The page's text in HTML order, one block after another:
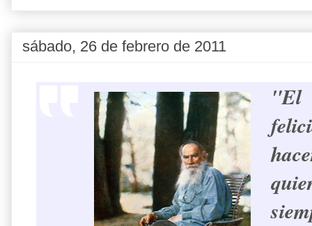
sábado, 26 de febrero de 2011